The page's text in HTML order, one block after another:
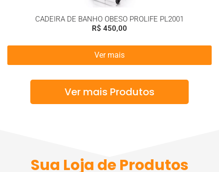
CADEIRA DE BANHO OBESO PROLIFE PL2001
R$ 450,00
Ver mais
Ver mais Produtos
Sua Loja de Produtos